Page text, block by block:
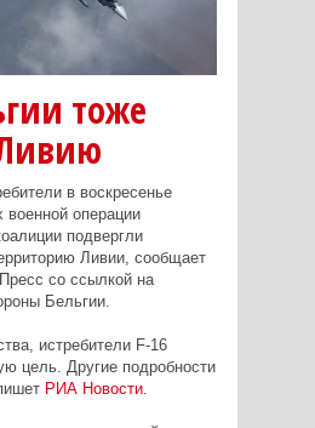
тоже
в воскресенье
военной операции
подвергли
Ливии, сообщает
со ссылкой на
Бельгии.
истребители F-16
цель. Другие подробности
РИА Новости.